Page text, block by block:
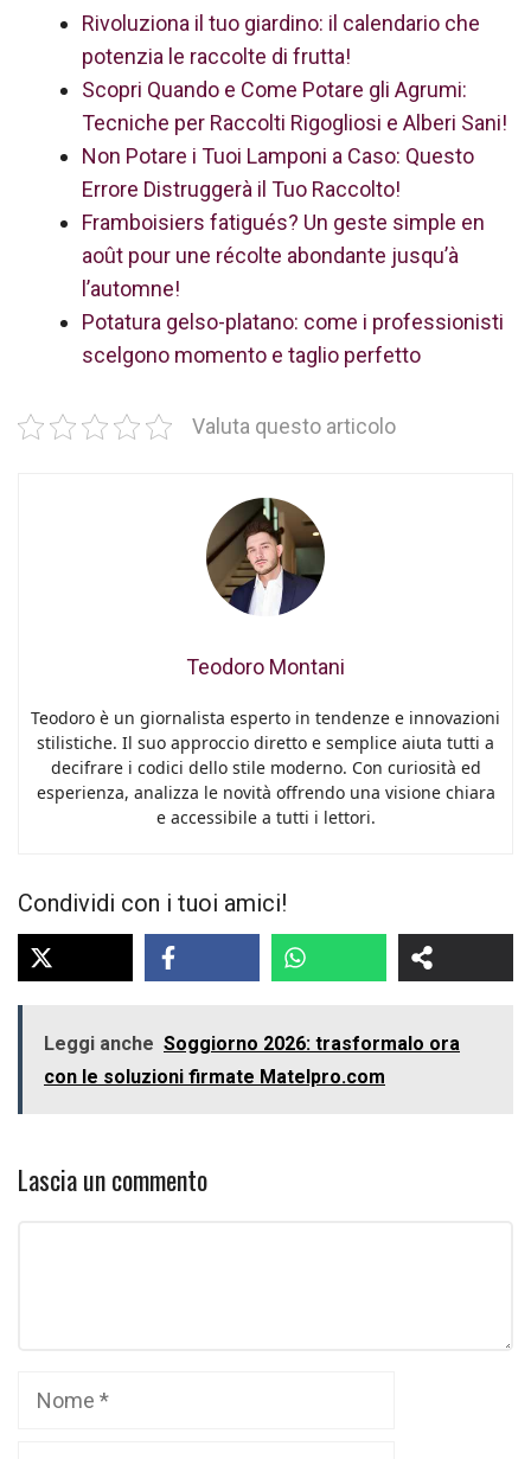
Rivoluziona il tuo giardino: il calendario che
potenzia le raccolte di frutta!
Scopri Quando e Come Potare gli Agrumi:
Tecniche per Raccolti Rigogliosi e Alberi Sani!
Non Potare i Tuoi Lamponi a Caso: Questo
Errore Distruggerà il Tuo Raccolto!
Framboisiers fatigués? Un geste simple en
août pour une récolte abondante jusqu’à
l’automne!
Potatura gelso-platano: come i professionisti
scelgono momento e taglio perfetto
Valuta questo articolo
Teodoro Montani
Teodoro è un giornalista esperto in tendenze e innovazioni
stilistiche. Il suo approccio diretto e semplice aiuta tutti a
decifrare i codici dello stile moderno. Con curiosità ed
esperienza, analizza le novità offrendo una visione chiara
e accessibile a tutti i lettori.
Condividi con i tuoi amici!
Leggi anche Soggiorno 2026: trasformalo ora
con le soluzioni firmate Matelpro.com
Lascia un commento